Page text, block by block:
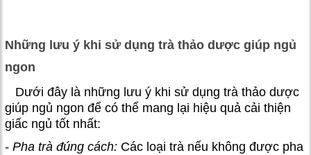
Những lưu ý khi sử dụng trà thảo dược giúp ngủ
ngon
Dưới đây là những lưu ý khi sử dụng trà thảo dược
giúp ngủ ngon để có thể mang lại hiệu quả cải thiện
giấc ngủ tốt nhất:
- Pha trà đúng cách: Các loại trà nếu không được pha